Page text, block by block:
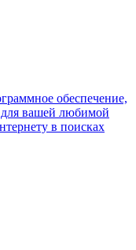
обеспечение,
для вашей любимой
в поисках